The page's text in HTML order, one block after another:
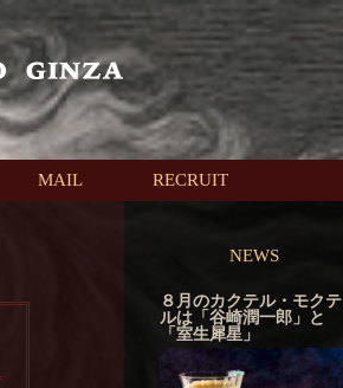
MAIL RECRUIT
NEWS
８月のカクテル・モクテ
ルは「谷崎潤一郎」と
「室生犀星」